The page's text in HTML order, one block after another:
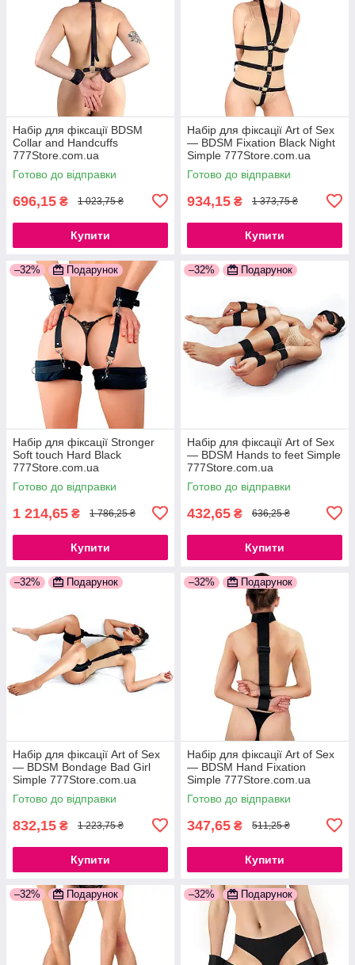
Набір для фіксації BDSM
Collar and Handcuffs
777Store.com.ua
Готово до відправки
696,15 ₴ 1 023,75 ₴
Купити
Набір для фіксації Art of Sex
— BDSM Fixation Black Night
Simple 777Store.com.ua
Готово до відправки
934,15 ₴ 1 373,75 ₴
Купити
–32% Подарунок
Набір для фіксації Stronger
Soft touch Hard Black
777Store.com.ua
Готово до відправки
1 214,65 ₴ 1 786,25 ₴
Купити
–32% Подарунок
Набір для фіксації Art of Sex
— BDSM Hands to feet Simple
777Store.com.ua
Готово до відправки
432,65 ₴ 636,25 ₴
Купити
–32% Подарунок
Набір для фіксації Art of Sex
— BDSM Bondage Bad Girl
Simple 777Store.com.ua
Готово до відправки
832,15 ₴ 1 223,75 ₴
Купити
–32% Подарунок
Набір для фіксації Art of Sex
— BDSM Hand Fixation
Simple 777Store.com.ua
Готово до відправки
347,65 ₴ 511,25 ₴
Купити
–32% Подарунок –32% Подарунок